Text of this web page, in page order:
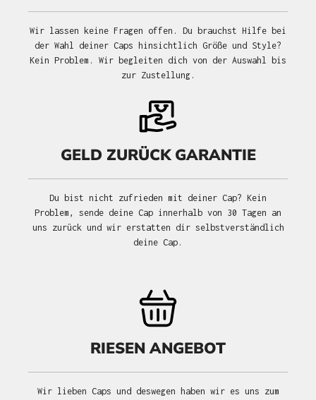
Wir lassen keine Fragen offen. Du brauchst Hilfe bei
der Wahl deiner Caps hinsichtlich Größe und Style?
Kein Problem. Wir begleiten dich von der Auswahl bis
zur Zustellung.
GELD ZURÜCK GARANTIE
Du bist nicht zufrieden mit deiner Cap? Kein
Problem, sende deine Cap innerhalb von 30 Tagen an
uns zurück und wir erstatten dir selbstverständlich
deine Cap.
RIESEN ANGEBOT
Wir lieben Caps und deswegen haben wir es uns zum